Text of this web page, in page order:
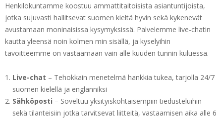
Henkilökuntamme koostuu ammattitaitoisista asiantuntijoista,
jotka sujuvasti hallitsevat suomen kieltä hyvin sekä kykenevät
avustamaan moninaisissa kysymyksissä. Palvelemme live-chatin
kautta yleensä noin kolmen min sisällä, ja kyselyihin
tavoitteemme on vastaamaan vain alle kuuden tunnin kuluessa.
Live-chat – Tehokkain menetelmä hankkia tukea, tarjolla 24/7
suomen kielellä ja englanniksi
Sähköposti – Soveltuu yksityiskohtaisempiin tiedusteluihin
sekä tilanteisiin jotka tarvitsevat liitteitä, vastaamisen aika alle 6